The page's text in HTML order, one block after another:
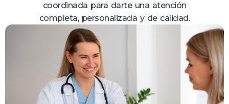
coordinada para darte una atención
completa, personalizada y de calidad.